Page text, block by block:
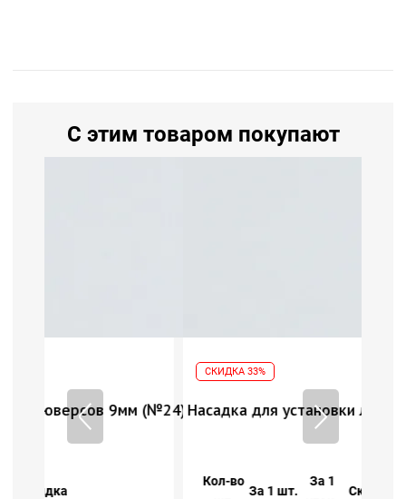
С этим товаром покупают
(№24)Насадка для установки люверсов 9мм (№24)
Скидка